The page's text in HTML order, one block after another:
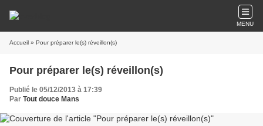
MENU
Accueil » Pour préparer le(s) réveillon(s)
Pour préparer le(s) réveillon(s)
Publié le 05/12/2013 à 17:39
Par Tout douce Mans